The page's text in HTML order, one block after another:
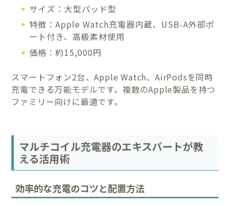
サイズ：大型パッド型
特徴：Apple Watch充電器内蔵、USB-A外部ポ
ート付き、高級素材使用
価格：約15,000円
スマートフォン2台、Apple Watch、AirPodsを同時
充電できる万能モデルです。複数のApple製品を持つ
ファミリー向けに最適です。
マルチコイル充電器のエキスパートが教
える活用術
効率的な充電のコツと配置方法